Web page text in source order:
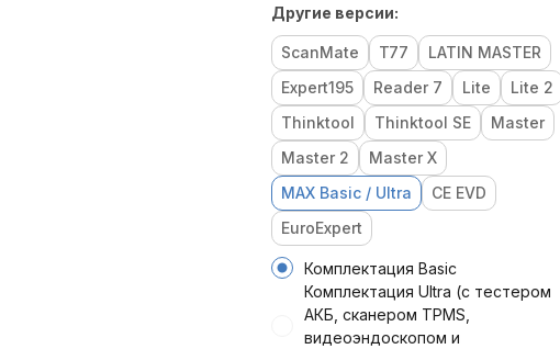
Другие версии:
ScanMate T77
LATIN MASTER
Expert195
Reader 7 Lite
Lite 2
Thinktool
Thinktool SE
Master
Master 2
Master X
MAX Basic / Ultra
CE EVD
EuroExpert
Комплектация Basic
Комплектация Ultra (с тестером
АКБ, сканером TPMS,
видеоэндоскопом и